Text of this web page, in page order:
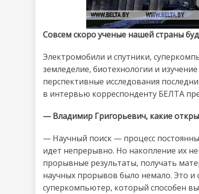
Совсем скоро ученые нашей страны
Электромобили и спутники,
земледелие, биотехнологии и
перспективные исследования
в интервью корреспонденту БЕЛТА
— Владимир Григорьевич, какие
— Научный поиск — процесс
идет непрерывно. Но накопление их
прорывные результаты, получать
научных прорывов было немало. Это
суперкомпьютер, который способен